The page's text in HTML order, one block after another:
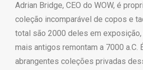
Adrian Bridge, CEO do WOW, é
coleção incomparável de copos e
total são 2000 deles em
mais antigos remontam a 7000 a.C.
abrangentes coleções privadas